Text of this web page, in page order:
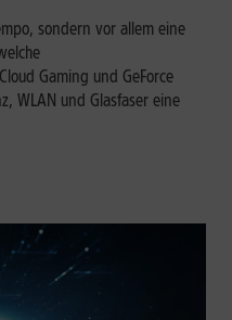
sondern vor allem eine
Gaming und GeForce
WLAN und Glasfaser eine